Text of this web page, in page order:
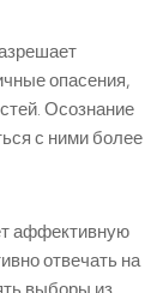
опасения,
Осознание
с ними более
аффективную
отвечать на